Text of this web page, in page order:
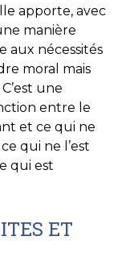
apporte, avec
manière
aux nécessités
moral mais
une
entre le
et ce qui ne
qui ne l’est
qui est
ET